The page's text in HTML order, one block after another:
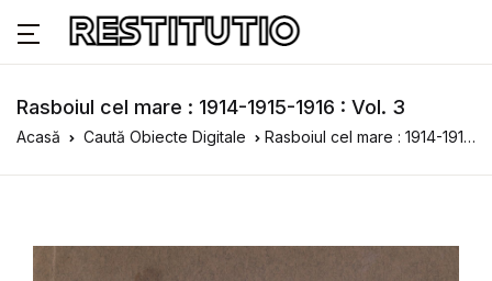
Rasboiul cel mare : 1914-1915-1916 : Vol. 3
Acasă Caută Obiecte Digitale Rasboiul cel mare : 1914-1915-1916 : Vol. 3